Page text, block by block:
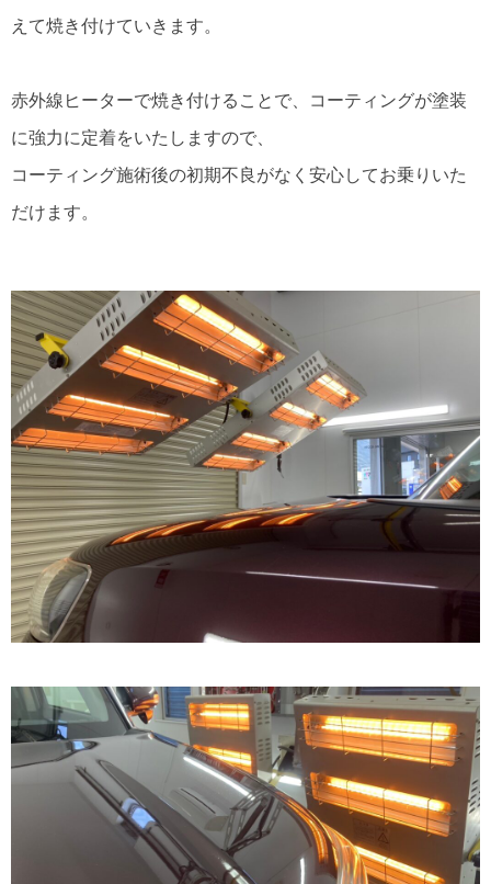
えて焼き付けていきます。
赤外線ヒーターで焼き付けることで、コーティングが塗装
に強力に定着をいたしますので、
コーティング施術後の初期不良がなく安心してお乗りいた
だけます。